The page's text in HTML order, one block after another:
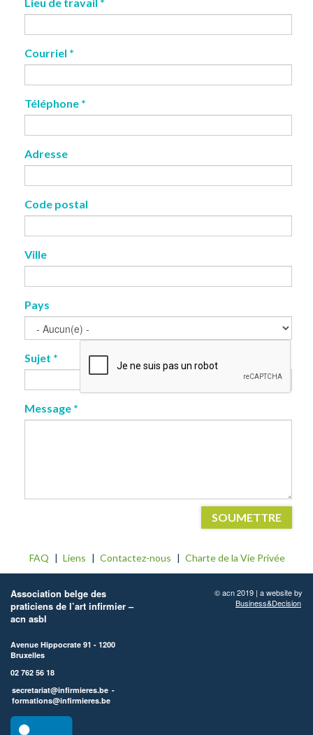
Courriel *
Téléphone *
Adresse
Code postal
Ville
Pays
Sujet *
Message *
SOUMETTRE
FAQ Liens Contactez-nous Charte de la Vie Privée
Association belge des
praticiens de l’art infirmier –
acn asbl
Avenue Hippocrate 91 - 1200
Bruxelles
02 762 56 18
secretariat@infirmieres.be -
formations@infirmieres.be
© acn 2019 | a website by
Business&Decision